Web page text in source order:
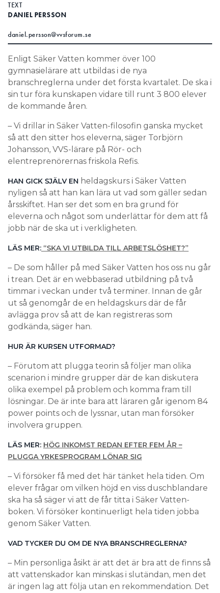
TEXT
DANIEL PERSSON
daniel.persson@vvsforum.se
Enligt Säker Vatten kommer över 100
gymnasielärare att utbildas i de nya
branschreglerna under det första kvartalet. De ska i
sin tur föra kunskapen vidare till runt 3 800 elever
de kommande åren.
– Vi drillar in Säker Vatten-filosofin ganska mycket
så att den sitter hos eleverna, säger Torbjörn
Johansson, VVS-lärare på Rör- och
elentreprenörernas friskola Refis.
HAN GICK SJÄLV EN heldagskurs i Säker Vatten
nyligen så att han kan lära ut vad som gäller sedan
årsskiftet. Han ser det som en bra grund för
eleverna och något som underlättar för dem att få
jobb när de ska ut i verkligheten.
LÄS MER: “SKA VI UTBILDA TILL ARBETSLÖSHET?”
– De som håller på med Säker Vatten hos oss nu går
i trean. Det är en webbaserad utbildning på två
timmar i veckan under två terminer. Innan de går
ut så genomgår de en heldagskurs där de får
avlägga prov så att de kan registreras som
godkända, säger han.
HUR ÄR KURSEN UTFORMAD?
– Förutom att plugga teorin så följer man olika
scenarion i mindre grupper där de kan diskutera
olika exempel på problem och komma fram till
lösningar. De är inte bara att läraren går igenom 84
power points och de lyssnar, utan man försöker
involvera gruppen.
LÄS MER: HÖG INKOMST REDAN EFTER FEM ÅR –
PLUGGA YRKESPROGRAM LÖNAR SIG
– Vi försöker få med det här tänket hela tiden. Om
elever frågar om vilken höjd en viss duschblandare
ska ha så säger vi att de får titta i Säker Vatten-
boken. Vi försöker kontinuerligt hela tiden jobba
genom Säker Vatten.
VAD TYCKER DU OM DE NYA BRANSCHREGLERNA?
– Min personliga åsikt är att det är bra att de finns så
att vattenskador kan minskas i slutändan, men det
är ingen lag att följa utan en rekommendation. Det